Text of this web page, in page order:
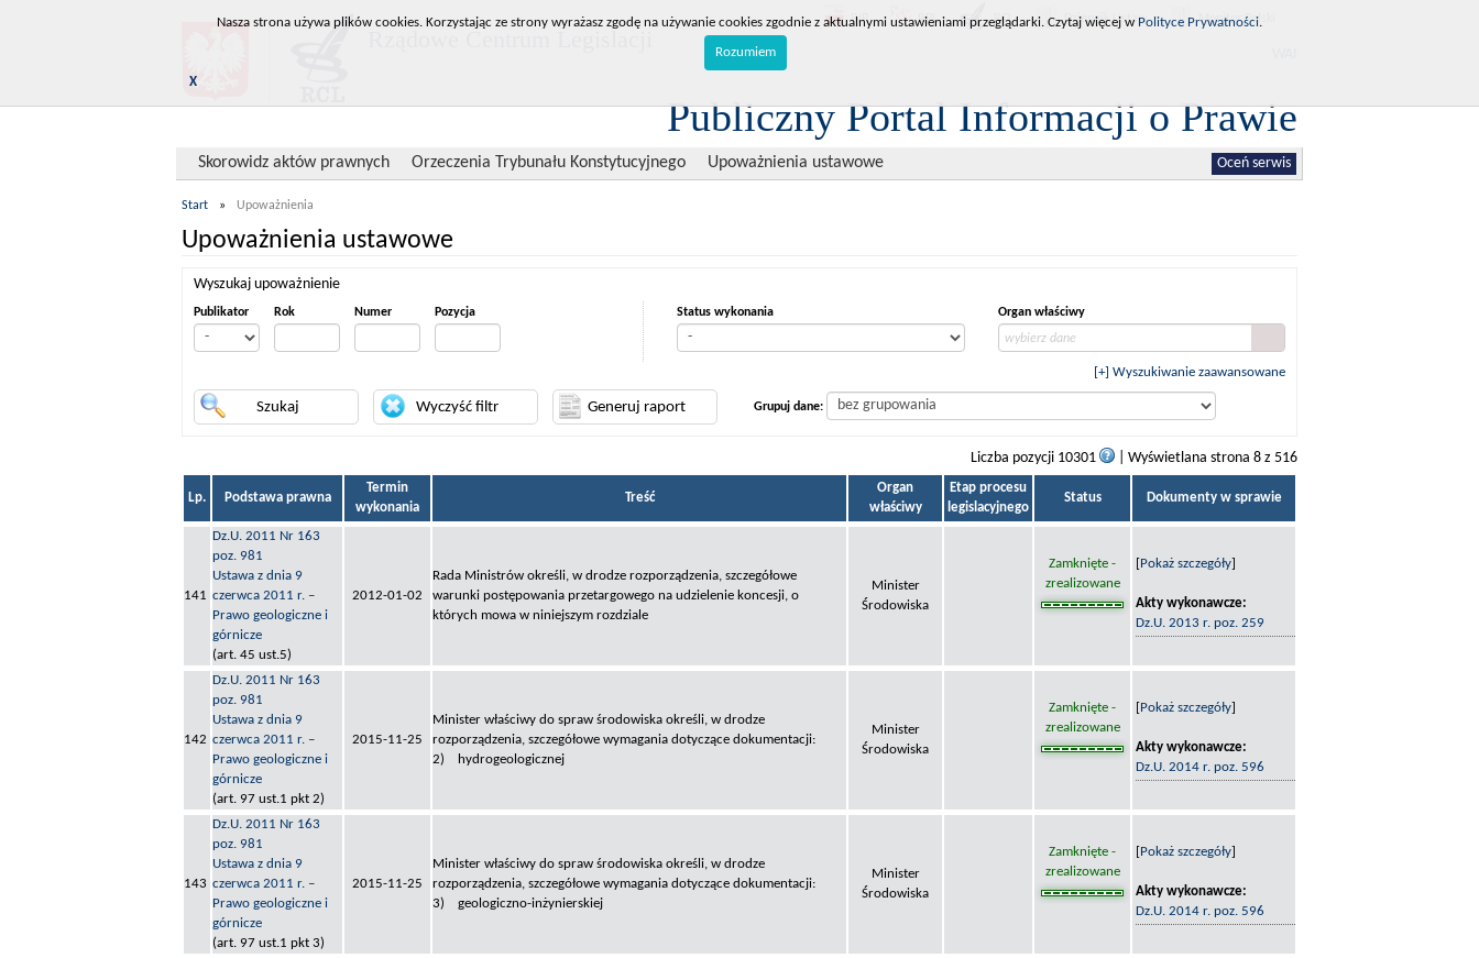
BIP RPL RCL Dziennik Ustaw Monitor Polski
Publiczny Portal Informacji o Prawie
Skorowidz aktów prawnych Orzeczenia Trybunału Konstytucyjnego Upoważnienia ustawowe Oceń serwis
Start » Upoważnienia
Upoważnienia ustawowe
Wyszukaj upoważnienie
Publikator Rok Numer Pozycja Status wykonania Organ właściwy
wybierz dane
[+] Wyszukiwanie zaawansowane
Grupuj dane:
Liczba pozycji 10301 | Wyświetlana strona 8 z 516
Lp. Podstawa prawna
Termin
wykonania
Treść
Organ
właściwy
Etap procesu
legislacyjnego
Status Dokumenty w sprawie
141
Dz.U. 2011 Nr 163
poz. 981
Ustawa z dnia 9
czerwca 2011 r. –
Prawo geologiczne i
górnicze
(art. 45 ust.5)
2012-01-02
Rada Ministrów określi, w drodze rozporządzenia, szczegółowe
warunki postępowania przetargowego na udzielenie koncesji, o
których mowa w niniejszym rozdziale
Minister
Środowiska
Zamknięte -
zrealizowane
Pokaż szczegóły
Akty wykonawcze:
Dz.U. 2013 r. poz. 259
142
Dz.U. 2011 Nr 163
poz. 981
Ustawa z dnia 9
czerwca 2011 r. –
Prawo geologiczne i
górnicze
(art. 97 ust.1 pkt 2)
2015-11-25
Minister właściwy do spraw środowiska określi, w drodze
rozporządzenia, szczegółowe wymagania dotyczące dokumentacji:
2) hydrogeologicznej
Minister
Środowiska
Zamknięte -
zrealizowane
Pokaż szczegóły
Akty wykonawcze:
Dz.U. 2014 r. poz. 596
143
Dz.U. 2011 Nr 163
poz. 981
Ustawa z dnia 9
czerwca 2011 r. –
Prawo geologiczne i
górnicze
(art. 97 ust.1 pkt 3)
2015-11-25
Minister właściwy do spraw środowiska określi, w drodze
rozporządzenia, szczegółowe wymagania dotyczące dokumentacji:
3) geologiczno-inżynierskiej
Minister
Środowiska
Zamknięte -
zrealizowane
Pokaż szczegóły
Akty wykonawcze:
Dz.U. 2014 r. poz. 596
Nasza strona używa plików cookies. Korzystając ze strony wyrażasz zgodę na używanie cookies zgodnie z aktualnymi ustawieniami przeglądarki. Czytaj więcej w Polityce Prywatności.
Rozumiem
X